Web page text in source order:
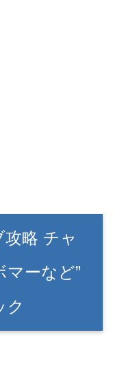
略 チャ
マーなど”
ク